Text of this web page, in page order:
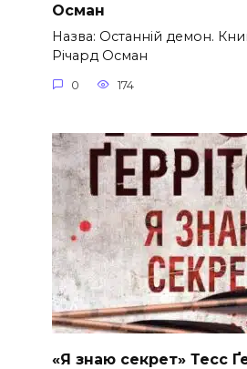
Осман
Назва: Останній демон.
Річард Осман
0 174
«Я знаю секрет» Тесс